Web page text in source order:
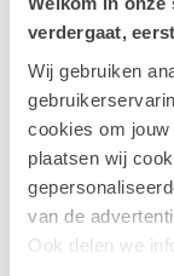
verdergaat,
Wij gebruiken
cookies om
plaatsen wij
van de
Ook delen we